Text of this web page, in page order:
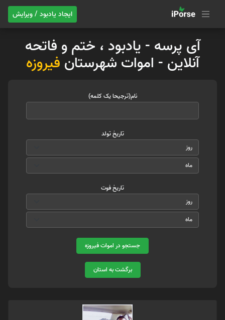
ایجاد یادبود / ویرایش
آی پرسه - یادبود ، ختم و فاتحه
آنلاین - اموات شهرستان فیروزه
نام(ترجیحا یک کلمه)
تاریخ تولد
تاریخ فوت
جستجو در اموات فیروزه
برگشت به استان